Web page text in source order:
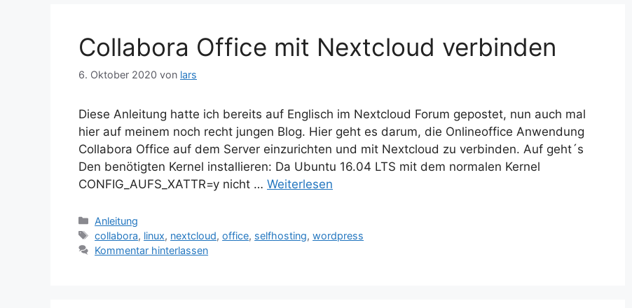
Collabora Office mit Nextcloud verbinden
6. Oktober 2020 von lars
Diese Anleitung hatte ich bereits auf Englisch im Nextcloud Forum gepostet, nun auch mal
hier auf meinem noch recht jungen Blog. Hier geht es darum, die Onlineoffice Anwendung
Collabora Office auf dem Server einzurichten und mit Nextcloud zu verbinden. Auf geht´s
Den benötigten Kernel installieren: Da Ubuntu 16.04 LTS mit dem normalen Kernel
CONFIG_AUFS_XATTR=y nicht … Weiterlesen
Kategorien
Anleitung
Schlagwörter
collabora, linux, nextcloud,office, selfhosting,wordpress
Kommentar hinterlassen